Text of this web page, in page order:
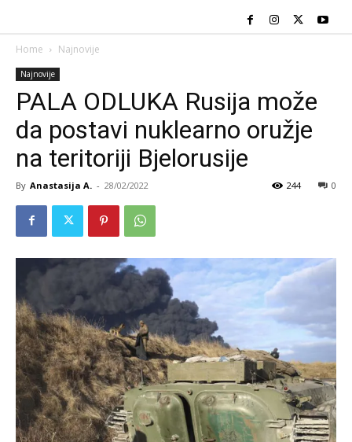
Home Najnovije
Najnovije
PALA ODLUKA Rusija može
da postavi nuklearno oružje
na teritoriji Bjelorusije
By Anastasija A. - 28/02/2022 0
244